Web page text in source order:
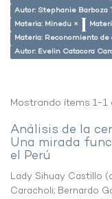
Autor: Stephanie Barboza
Materia: Minedu ×
Materia: Reconomiento
Autor: Evelin Catacora
Mostrando ítems 1-1
Análisis de la
Una mirada
el Perú
Lady Sihuay Castillo
Caracholi; Bernardo